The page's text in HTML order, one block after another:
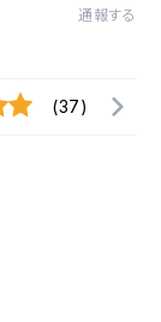
通報する
(37)